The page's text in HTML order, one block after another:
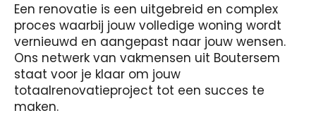
Een renovatie is een uitgebreid en complex
proces waarbij jouw volledige woning wordt
vernieuwd en aangepast naar jouw wensen.
Ons netwerk van vakmensen uit Boutersem
staat voor je klaar om jouw
totaalrenovatieproject tot een succes te
maken.